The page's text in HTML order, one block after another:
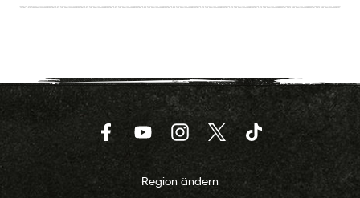
FacebookYouTubeInstagram
Twitter TikTok
Region ändern